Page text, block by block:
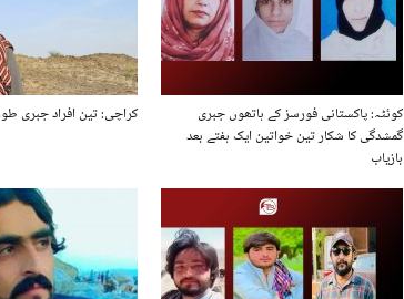
کراچی: تین افراد جبری
کوئٹہ: پاکستانی فورسز کے ہاتھوں جبری
گمشدگی کا شکار تین خواتین ایک ہفتے بعد
بازیاب